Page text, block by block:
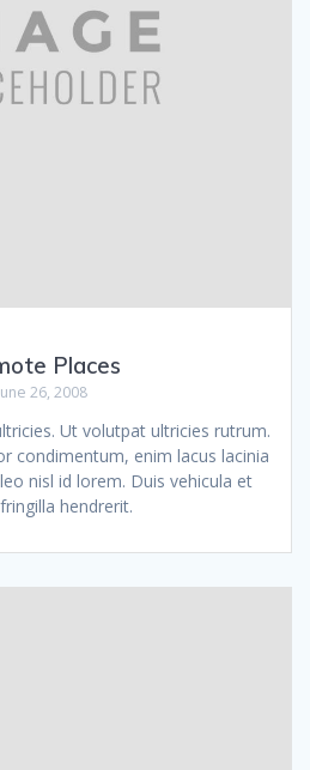
Places
26, 2008
Ut volutpat ultricies rutrum.
condimentum, enim lacus lacinia
nisl id lorem. Duis vehicula et
hendrerit.